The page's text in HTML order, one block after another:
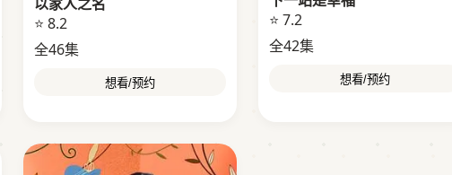
⭐ 8.2
全46集
想看/预约
⭐ 7.2
全42集
想看/预约